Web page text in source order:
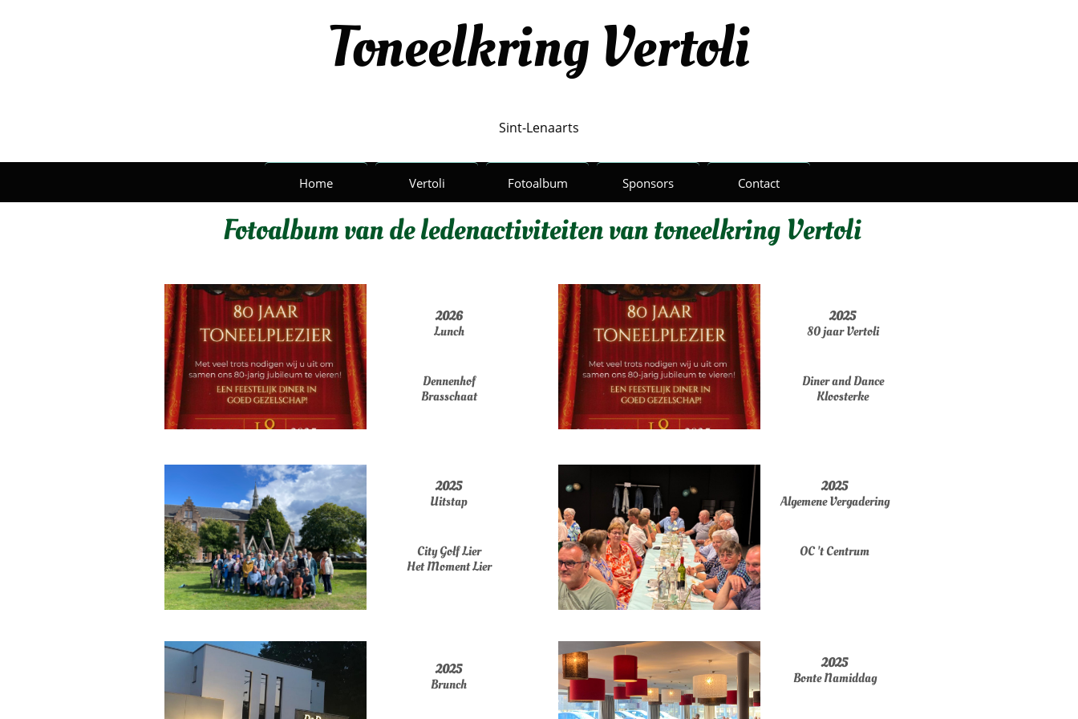
Home Vertoli Fotoalbum Sponsors Contact
Sint-Lenaarts
Toneelkring Vertoli
Fotoalbum van de ledenactiviteiten van toneelkring Vertoli
2025
Brunch
2025
Bonte Namiddag
2025
Uitstap
City Golf Lier
Het Moment Lier
2025
Algemene Vergadering
OC 't Centrum
2025
80 jaar Vertoli
Diner and Dance
Kloosterke
2026
Lunch
Dennenhof
Brasschaat